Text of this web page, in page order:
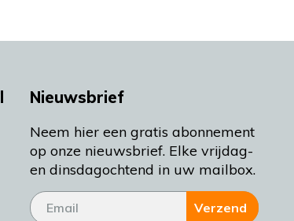
Nieuwsbrief
Neem hier een gratis abonnement
op onze nieuwsbrief. Elke vrijdag-
en dinsdagochtend in uw mailbox.
Verzend